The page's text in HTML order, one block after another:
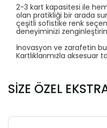
2-3 kart kapasitesi ile hem
olan pratikliği bir arada
çeşitli sofistike renk
deneyiminizi
İnovasyon ve zarafetin
Kartlıklarımızla aksesuar
SİZE ÖZEL